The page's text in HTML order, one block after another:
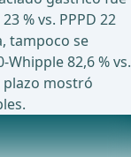
% vs. PPPD 22
tampoco se
82,6 % vs.
plazo mostró
tema